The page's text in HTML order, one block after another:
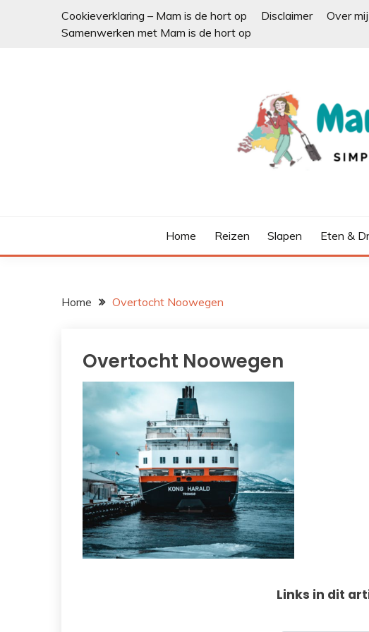
Cookieverklaring – Mam is de hort op Disclaimer Over
Samenwerken met Mam is de hort op
Home Reizen Slapen Eten &
Home Overtocht Noowegen
Overtocht Noowegen
Links in dit